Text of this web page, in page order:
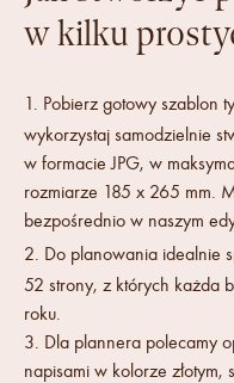
w kilku
1. Pobierz gotowy szablon
wykorzystaj samodzielnie
w formacie JPG, w
rozmiarze 185 x 265 mm.
bezpośrednio w naszym
2. Do planowania idealnie
52 strony, z których każda
roku.
3. Dla plannera polecamy
napisami w kolorze złotym,